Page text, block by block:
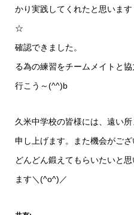
かり実践してくれたと思います
☆ 更には、
確認できました。 この
る為の練習をチームメイトと
行こう～(^^)b
久米中学校の皆様には、遠い
申し上げます。また機会がござ
どんどん鍛えてもらいたいと
ます＼(^o^)／